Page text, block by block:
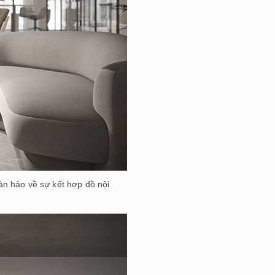
hảo về sự kết hợp đồ nội